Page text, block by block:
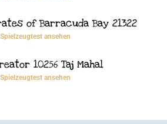
of Barracuda Bay 21322
Spielzeugtest ansehen
10256 Taj Mahal
Spielzeugtest ansehen